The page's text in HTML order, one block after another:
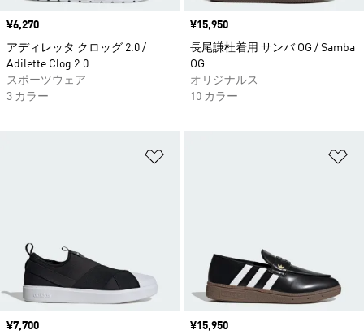
価格
¥6,270
アディレッタ クロッグ 2.0 /
Adilette Clog 2.0
スポーツウェア
3 カラー
価格
¥15,950
長尾謙杜着用 サンバ OG / Samba
OG
オリジナルス
10 カラー
価格
¥7,700
価格
¥15,950